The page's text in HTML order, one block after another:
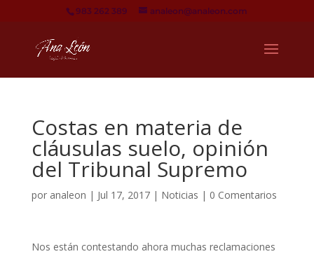
983 262 389 analeon@analeon.com
Costas en materia de
cláusulas suelo, opinión
del Tribunal Supremo
por analeon | Jul 17, 2017| Noticias | 0 Comentarios
Nos están contestando ahora muchas reclamaciones